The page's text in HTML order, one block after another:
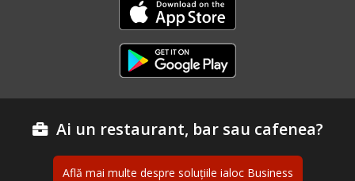
Ai un restaurant, bar sau cafenea?
Află mai multe despre soluțiile ialoc Business